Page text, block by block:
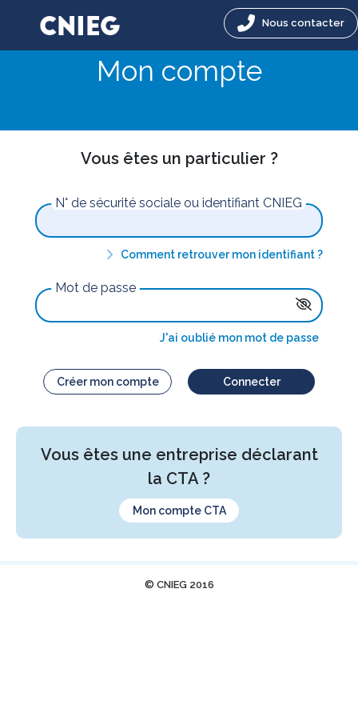
Nous contacter
Mon compte
Vous êtes un particulier ?
N° de sécurité sociale ou identifiant CNIEG
Comment retrouver mon identifiant ?
Mot de passe
J'ai oublié mon mot de passe
Créer mon compte Connecter
Vous êtes une entreprise déclarant
la CTA ?
Mon compte CTA
© CNIEG 2016